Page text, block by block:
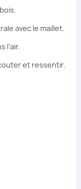
avec le maillet.
l’air.
et ressentir.